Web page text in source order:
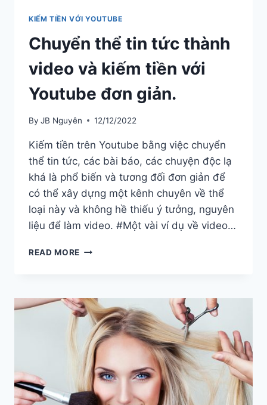
KIẾM TIỀN VỚI YOUTUBE
Chuyển thể tin tức thành
video và kiếm tiền với
Youtube đơn giản.
By JB Nguyên 12/12/2022
Kiếm tiền trên Youtube bằng việc chuyển
thể tin tức, các bài báo, các chuyện độc lạ
khá là phổ biến và tương đối đơn giản để
có thể xây dựng một kênh chuyên về thể
loại này và không hề thiếu ý tưởng, nguyên
liệu để làm video. #Một vài ví dụ về video…
READ MORE CHUYỂN
THÀNH
VIDEO
VÀ
KIẾM
TIỀN
VỚI
YOUTUBE
ĐƠN
GIẢN.